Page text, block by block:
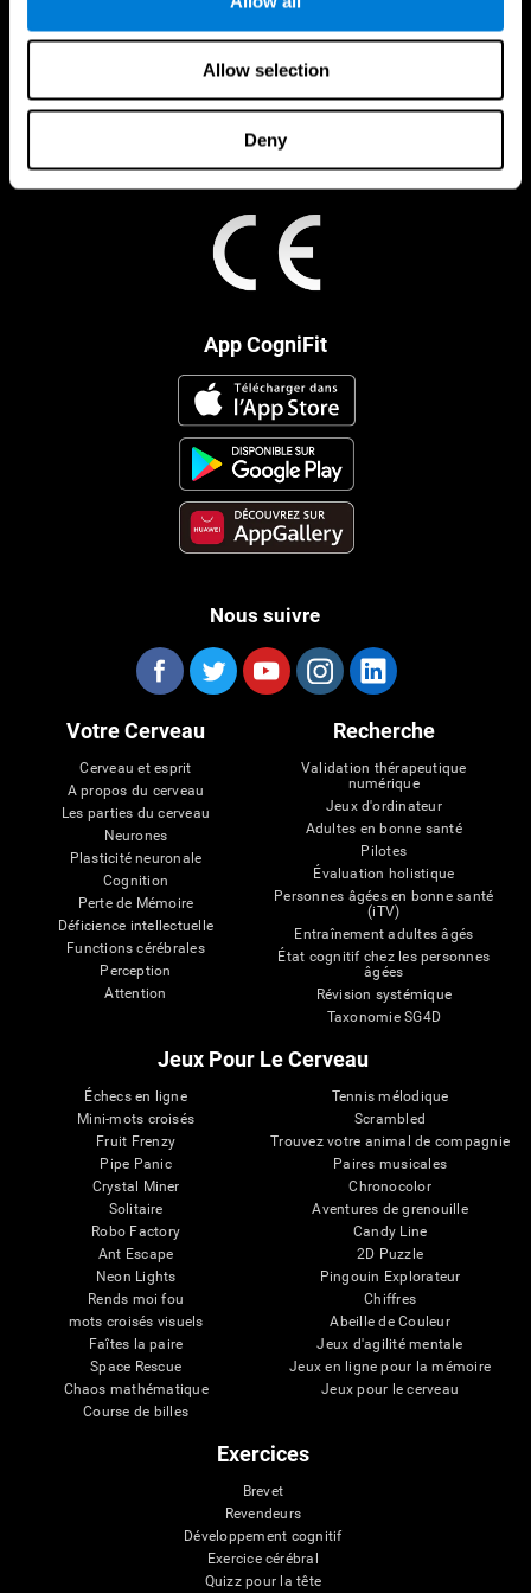
Allow selection
Deny
App CogniFit
Nous suivre
Votre Cerveau
Cerveau et esprit
A propos du cerveau
Les parties du cerveau
Neurones
Plasticité neuronale
Cognition
Perte de Mémoire
Déficience intellectuelle
Functions cérébrales
Perception
Attention
Recherche
Validation thérapeutique
numérique
Jeux d'ordinateur
Adultes en bonne santé
Pilotes
Évaluation holistique
Personnes âgées en bonne santé
(iTV)
Entraînement adultes âgés
État cognitif chez les personnes
âgées
Révision systémique
Taxonomie SG4D
Jeux Pour Le Cerveau
Échecs en ligne
Mini-mots croisés
Fruit Frenzy
Pipe Panic
Crystal Miner
Solitaire
Robo Factory
Ant Escape
Neon Lights
Rends moi fou
mots croisés visuels
Faîtes la paire
Space Rescue
Chaos mathématique
Course de billes
Tennis mélodique
Scrambled
Trouvez votre animal de compagnie
Paires musicales
Chronocolor
Aventures de grenouille
Candy Line
2D Puzzle
Pingouin Explorateur
Chiffres
Abeille de Couleur
Jeux d'agilité mentale
Jeux en ligne pour la mémoire
Jeux pour le cerveau
Exercices
Brevet
Revendeurs
Développement cognitif
Exercice cérébral
Quizz pour la tête